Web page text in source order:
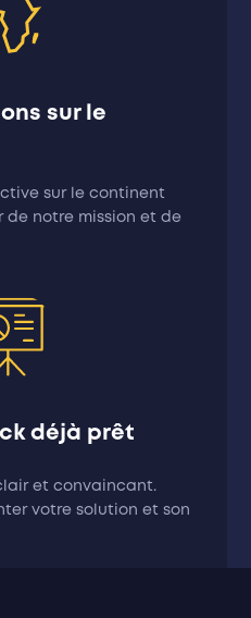
sur le
sur le continent
notre mission et de
déjà prêt
et convaincant.
votre solution et son